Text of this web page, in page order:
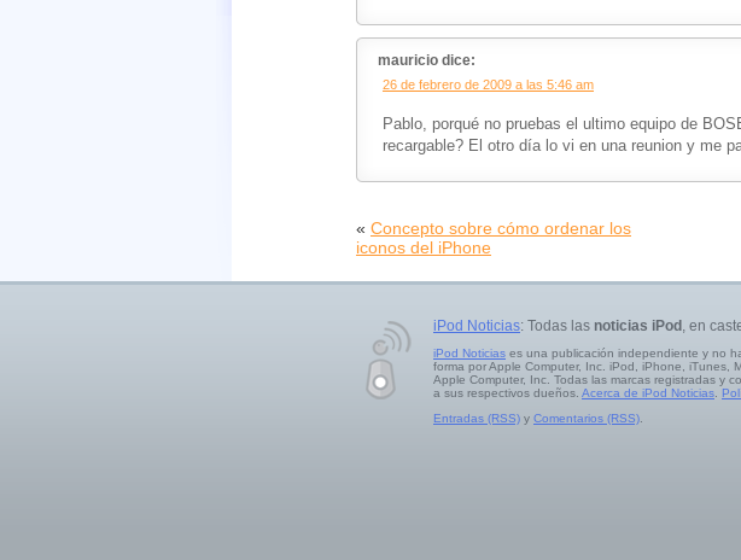
mauricio dice:
26 de febrero de 2009 a las 5:46 am
Pablo, porqué no pruebas el ultimo equipo de
recargable? El otro día lo vi en una reunion y me
« Concepto sobre cómo ordenar los
iconos del iPhone
iPod Noticias: Todas las noticias iPod , en
iPod Noticias es una publicación independiente y no
forma por Apple Computer, Inc. iPod, iPhone, iTunes,
Apple Computer, Inc. Todas las marcas registradas y
a sus respectivos dueños. Acerca de iPod Noticias
Entradas (RSS) y Comentarios (RSS)